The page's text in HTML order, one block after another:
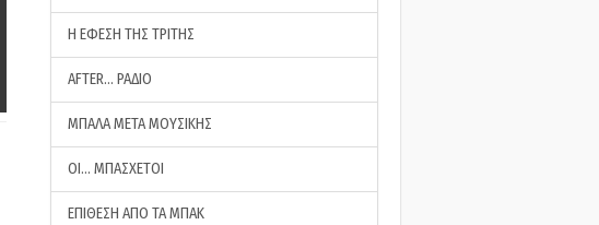
Η ΕΦΕΣΗ ΤΗΣ ΤΡΙΤΗΣ
AFTER… ΡΑΔΙΟ
ΜΠΑΛΑ ΜΕΤΑ ΜΟΥΣΙΚΗΣ
ΟΙ… ΜΠΑΣΧΕΤΟΙ
ΕΠΙΘΕΣΗ ΑΠΟ ΤΑ ΜΠΑΚ